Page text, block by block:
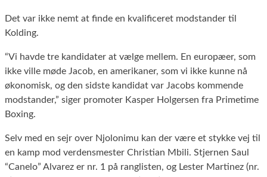
Det var ikke nemt at finde en kvalificeret modstander til
Kolding.
“Vi havde tre kandidater at vælge mellem. En europæer, som
ikke ville møde Jacob, en amerikaner, som vi ikke kunne nå
økonomisk, og den sidste kandidat var Jacobs kommende
modstander,” siger promoter Kasper Holgersen fra Primetime
Boxing.
Selv med en sejr over Njolonimu kan der være et stykke vej til
en kamp mod verdensmester Christian Mbili. Stjernen Saul
“Canelo” Alvarez er nr. 1 på ranglisten, og Lester Martinez (nr.